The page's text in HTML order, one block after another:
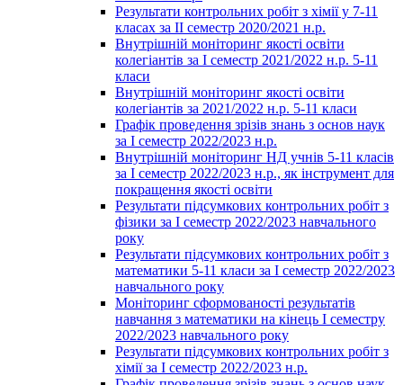
Результати контрольних робіт з хімії у 7-11
класах за ІІ семестр 2020/2021 н.р.
Внутрішній моніторинг якості освіти
колегіантів за І семестр 2021/2022 н.р. 5-11
класи
Внутрішній моніторинг якості освіти
колегіантів за 2021/2022 н.р. 5-11 класи
Графік проведення зрізів знань з основ наук
за І семестр 2022/2023 н.р.
Внутрішній моніторинг НД учнів 5-11 класів
за І семестр 2022/2023 н.р., як інструмент для
покращення якості освіти
Результати підсумкових контрольних робіт з
фізики за І семестр 2022/2023 навчального
року
Результати підсумкових контрольних робіт з
математики 5-11 класи за І семестр 2022/2023
навчального року
Моніторинг сформованості результатів
навчання з математики на кінець І семестру
2022/2023 навчального року
Результати підсумкових контрольних робіт з
хімії за І семестр 2022/2023 н.р.